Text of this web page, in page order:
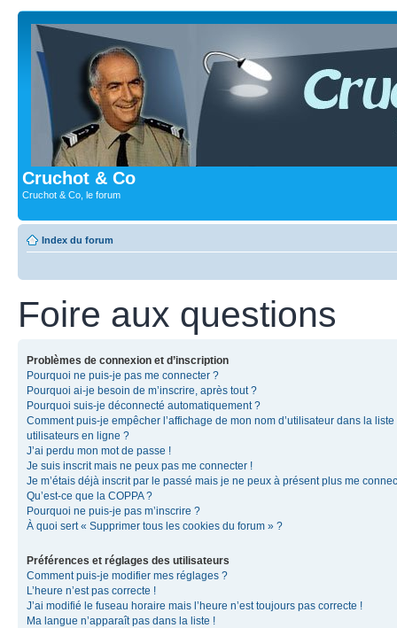
Cruchot & Co
Cruchot & Co, le forum
Index du forum
Foire aux questions
Problèmes de connexion et d’inscription
Pourquoi ne puis-je pas me connecter ?
Pourquoi ai-je besoin de m’inscrire, après tout ?
Pourquoi suis-je déconnecté automatiquement ?
Comment puis-je empêcher l’affichage de mon nom d’utilisateur dans la liste
utilisateurs en ligne ?
J’ai perdu mon mot de passe !
Je suis inscrit mais ne peux pas me connecter !
Je m’étais déjà inscrit par le passé mais je ne peux à présent plus me
Qu’est-ce que la COPPA ?
Pourquoi ne puis-je pas m’inscrire ?
À quoi sert « Supprimer tous les cookies du forum » ?
Préférences et réglages des utilisateurs
Comment puis-je modifier mes réglages ?
L’heure n’est pas correcte !
J’ai modifié le fuseau horaire mais l’heure n’est toujours pas correcte !
Ma langue n’apparaît pas dans la liste !